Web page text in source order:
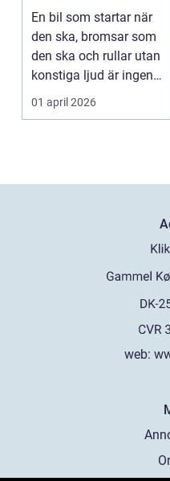
runt
En bil som startar när
den ska, bromsar som
den ska och rullar utan
konstiga ljud är ingen
självklar...
01 april 2026
web: